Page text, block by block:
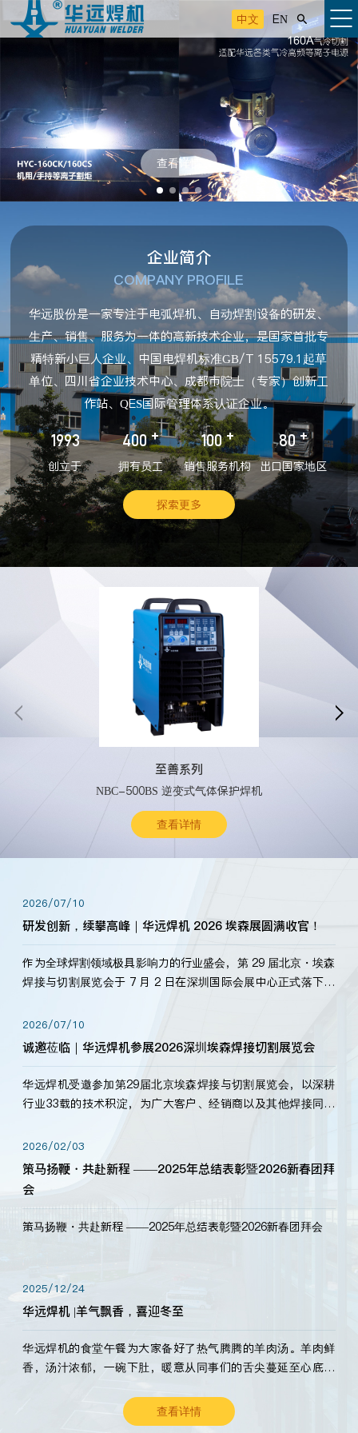
中文 EN 
查看详情
企业简介
COMPANY PROFILE
华远股份是一家专注于电弧焊机、自动焊割设备的研发、
生产、销售、服务为一体的高新技术企业，是国家首批专
精特新小巨人企业、中国电焊机标准GB/T 15579.1起草
单位、四川省企业技术中心、成都市院士（专家）创新工
作站、QES国际管理体系认证企业。
1993
创立于
400 +
拥有员工
100 +
销售服务机构
80 +
出口国家地区
探索更多
至善系列
NBC-500BS 逆变式气体保护焊机
查看详情
 
2026/07/10
研发创新，续攀高峰｜华远焊机 2026 埃森展圆满收官！
作为全球焊割领域极具影响力的行业盛会，第 29 届北京・埃森
焊接与切割展览会于 7 月 2 日在深圳国际会展中心正式落下帷
标准，持之以恒研发新产品、新技术。新老客户、行业伙伴、
海内外客户为目睹公司发布的新产…
2026/07/10
诚邀莅临｜华远焊机参展2026深圳埃森焊接切割展览会
华远焊机受邀参加第29届北京埃森焊接与切割展览会，以深耕
行业33载的技术积淀，为广大客户、经销商以及其他焊接同仁
2026/02/03
策马扬鞭・共赴新程 ——2025年总结表彰暨2026新春团拜
会
策马扬鞭・共赴新程 ——2025年总结表彰暨2026新春团拜会
2025/12/24
华远焊机 |羊气飘香，喜迎冬至
华远焊机的食堂午餐为大家备好了热气腾腾的羊肉汤。羊肉鲜
香，汤汁浓郁，一碗下肚，暖意从同事们的舌尖蔓延至心底。
查看详情